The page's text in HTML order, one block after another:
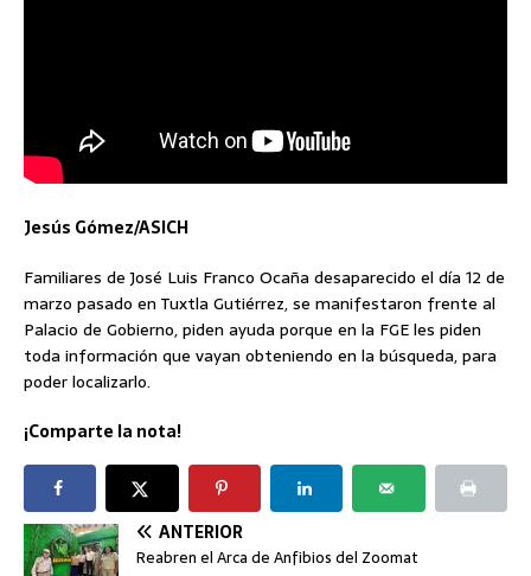
Jesús Gómez/ASICH
Familiares de José Luis Franco Ocaña desaparecido el día 12 de
marzo pasado en Tuxtla Gutiérrez, se manifestaron frente al
Palacio de Gobierno, piden ayuda porque en la FGE les piden
toda información que vayan obteniendo en la búsqueda, para
poder localizarlo.
¡Comparte la nota!
ANTERIOR
Reabren el Arca de Anfibios del Zoomat